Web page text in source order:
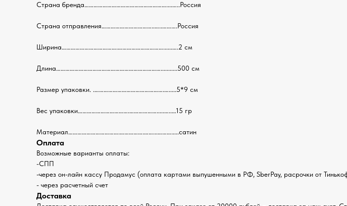
Страна бренда………………………………………………....…..Россия
Страна отправления……………………………..…..……….Россия
Ширина……………………………….…………………………......….2 см
Длина……………………………………………………………...........500 см
Размер упаковки. .……………………………………….….....5*9 см
Вес упаковки…………………………….……………….....…..…15 гр
Материал…………………………….…………….……...……….....сатин
Оплата
Возможные варианты оплаты:
-СПП
-через он-лайн кассу Продамус (оплата картами выпушенными в РФ, SberPay, расрочки от
- через расчетный счет
Доставка